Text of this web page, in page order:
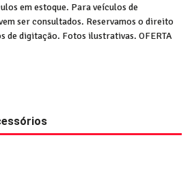
em estoque. Para veículos de
ser consultados. Reservamos o direito
de digitação. Fotos ilustrativas. OFERTA